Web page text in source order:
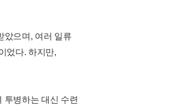
았으며, 여러 일류
었다. 하지만,
투병하는 대신 수련